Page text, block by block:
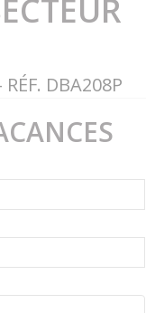
DBA208P